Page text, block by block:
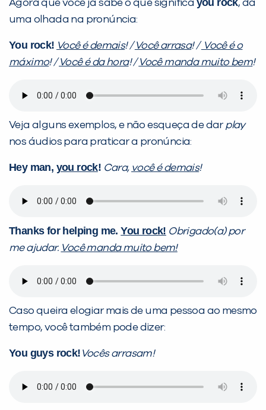
Agora que você já sabe o que significa you rock, dá
uma olhada na pronúncia:
You rock! Você é demais! /Você arrasa! /Você é o
máximo! /Você é da hora! /Você manda muito bem!
Veja alguns exemplos, e não esqueça de darplay
nos áudios para praticar a pronúncia:
Hey man, you rock! Cara, você é demais!
Thanks for helping me.You rock! Obrigado(a) por
me ajudar. Você manda muito bem!
Caso queira elogiar mais de uma pessoa ao mesmo
tempo, você também pode dizer:
You guys rock! Vocês arrasam!
VOLTAR